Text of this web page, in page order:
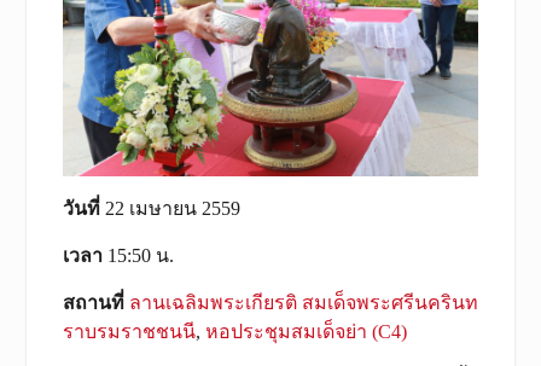
วันที่22 เมษายน 2559
เวลา15:50 น.
สถานที่ ลานเฉลิมพระเกียรติ สมเด็จพระศรีนครินท
ราบรมราชชนนี, หอประชุมสมเด็จย่า (C4)